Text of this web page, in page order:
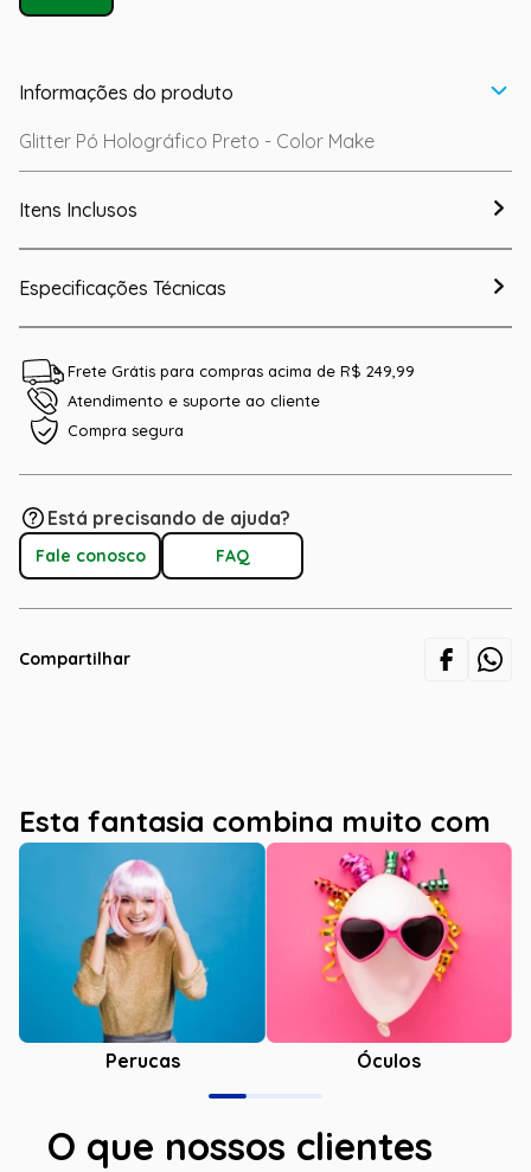
Informações do produto
Glitter Pó Holográfico Preto - Color Make
Itens Inclusos
Especificações Técnicas
Frete Grátis para compras acima de R$ 249,99
Atendimento e suporte ao cliente
Compra segura
Está precisando de ajuda?
Fale conosco FAQ
Compartilhar
Esta fantasia combina muito com
Perucas Óculos
O que nossos clientes